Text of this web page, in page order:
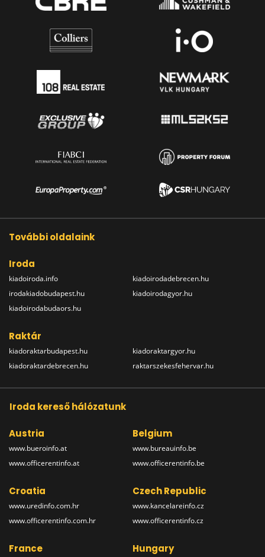
További oldalaink
Iroda
kiadoiroda.info
irodakiadobudapest.hu
kiadoirodabudaors.hu
kiadoirodadebrecen.hu
kiadoirodagyor.hu
Raktár
kiadoraktarbudapest.hu
kiadoraktardebrecen.hu
kiadoraktargyor.hu
raktarszekesfehervar.hu
Iroda kereső hálózatunk
Austria
www.bueroinfo.at
www.officerentinfo.at
Belgium
www.bureauinfo.be
www.officerentinfo.be
Croatia
www.uredinfo.com.hr
www.officerentinfo.com.hr
Czech Republic
www.kancelareinfo.cz
www.officerentinfo.cz
France Hungary